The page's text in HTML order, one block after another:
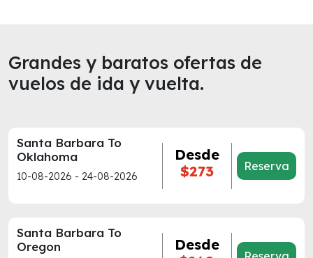
Grandes y baratos ofertas de
vuelos de ida y vuelta.
Santa Barbara To
Oklahoma
10-08-2026 - 24-08-2026
Desde
$273
Reserva
Santa Barbara To
Oregon
Desde